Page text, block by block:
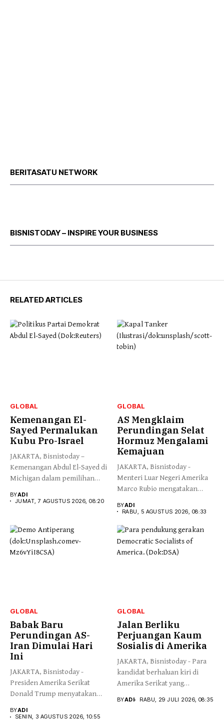
BERITASATU NETWORK
BISNISTODAY – INSPIRE YOUR BUSINESS
RELATED ARTICLES
GLOBAL
Kemenangan El-
Sayed Permalukan
Kubu Pro-Israel
JAKARTA, Bisnistoday –
Kemenangan Abdul El-Sayed di
Michigan dalam pemilihan
BYADI
JUMAT, 7 AGUSTUS 2026, 08:20
GLOBAL
AS Mengklaim
Perundingan Selat
Hormuz Mengalami
Kemajuan
JAKARTA, Bisnistoday -
Menteri Luar Negeri Amerika
Marco Rubio mengatakan
BYADI
RABU, 5 AGUSTUS 2026, 08:33
GLOBAL
Babak Baru
Perundingan AS-
Iran Dimulai Hari
Ini
JAKARTA, Bisnistoday -
Presiden Amerika Serikat
Donald Trump menyatakan
BYADI
SENIN, 3 AGUSTUS 2026, 10:55
GLOBAL
Jalan Berliku
Perjuangan Kaum
Sosialis di Amerika
JAKARTA, Bisnistoday - Para
kandidat berhaluan kiri di
Amerika Serikat yang
BYADI RABU, 29 JULI 2026, 08:35